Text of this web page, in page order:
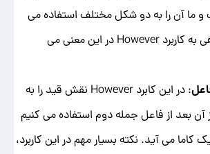
ما آن را به دو شکل مختلف استفاده می
کنیم. حالا با هم نگاهی به کاربرد However در این معنی می
:
در این کابرد However نقش قید را به
آن بعد از فاعل جمله دوم استفاده می کنیم
کاما می آید. نکته بسیار مهم در این کاربرد،